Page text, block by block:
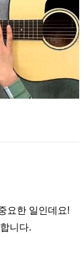
요한 일인데요!
니다.